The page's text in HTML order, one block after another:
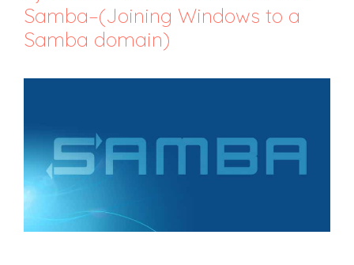
Samba–(Joining Windows to a
Samba domain)